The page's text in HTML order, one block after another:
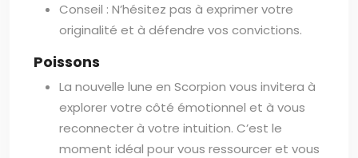
Conseil : N’hésitez pas à exprimer votre
originalité et à défendre vos convictions.
Poissons
La nouvelle lune en Scorpion vous invitera à
explorer votre côté émotionnel et à vous
reconnecter à votre intuition. C’est le
moment idéal pour vous ressourcer et vous